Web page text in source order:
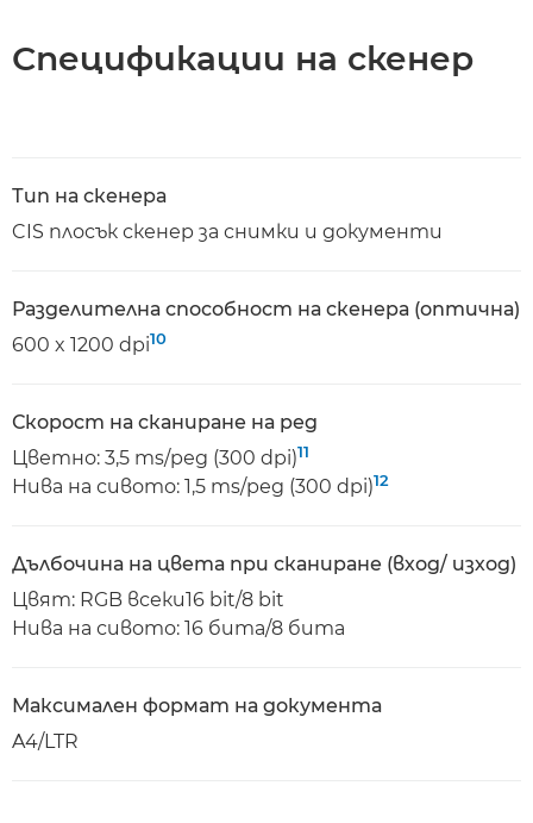
Спецификации на скенер
Тип на скенера
CIS плосък скенер за снимки и документи
Разделителна способност на скенера (оптична)
600 x 1200 dpi10
Скорост на сканиране на ред
Цветно: 3,5 ms/ред (300 dpi)11
Нива на сивото: 1,5 ms/ред (300 dpi)12
Дълбочина на цвета при сканиране (вход/ изход)
Цвят: RGB всеки16 bit/8 bit
Нива на сивото: 16 бита/8 бита
Максимален формат на документа
A4/LTR